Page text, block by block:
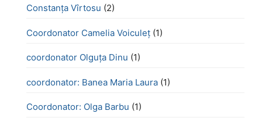
Constanța Vîrtosu (2)
Coordonator Camelia Voiculeț (1)
coordonator Olguța Dinu (1)
coordonator: Banea Maria Laura (1)
Coordonator: Olga Barbu (1)